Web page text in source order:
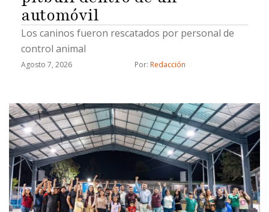
automóvil
Los caninos fueron rescatados por personal de
control animal
Agosto 7, 2026 Por: Redacción